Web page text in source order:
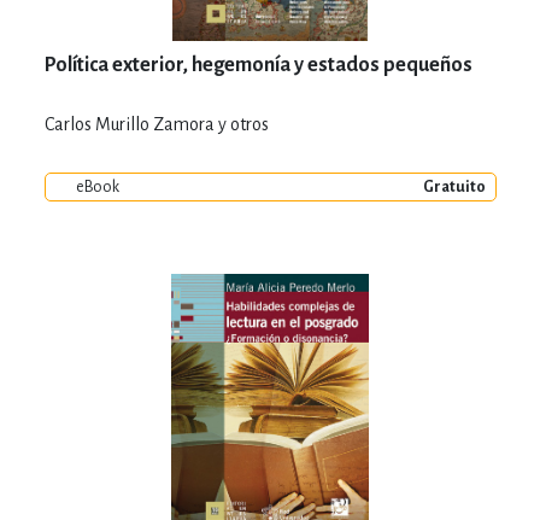
Política exterior, hegemonía y estados pequeños
Carlos Murillo Zamora y otros
eBook Gratuito